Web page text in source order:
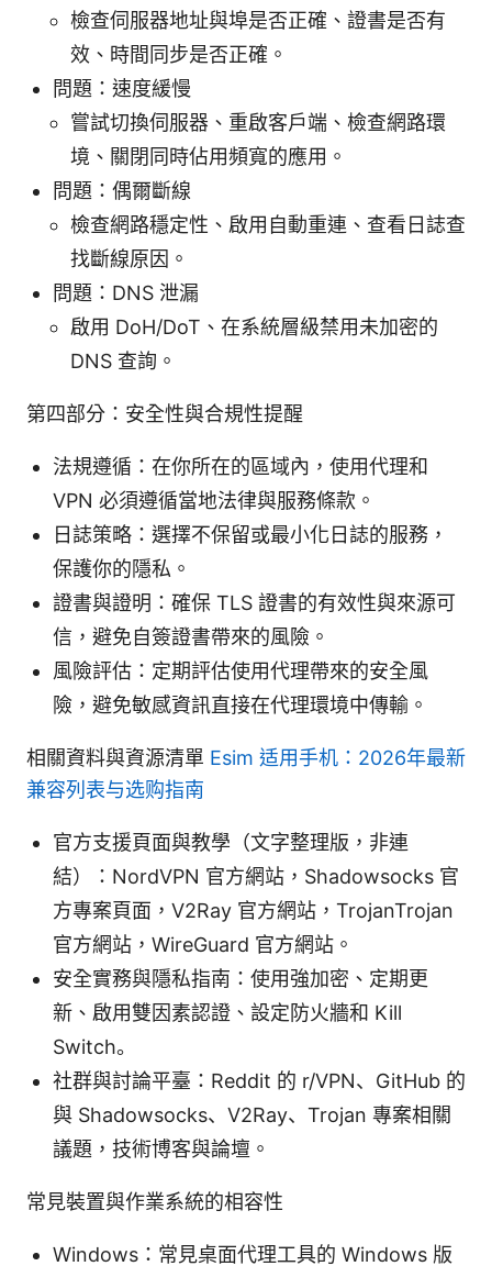
檢查伺服器地址與埠是否正確、證書是否有
效、時間同步是否正確。
問題：速度緩慢
嘗試切換伺服器、重啟客戶端、檢查網路環
境、關閉同時佔用頻寬的應用。
問題：偶爾斷線
檢查網路穩定性、啟用自動重連、查看日誌查
找斷線原因。
問題：DNS 泄漏
啟用 DoH/DoT、在系統層級禁用未加密的
DNS 查詢。
第四部分：安全性與合規性提醒
法規遵循：在你所在的區域內，使用代理和
VPN 必須遵循當地法律與服務條款。
日誌策略：選擇不保留或最小化日誌的服務，
保護你的隱私。
證書與證明：確保 TLS 證書的有效性與來源可
信，避免自簽證書帶來的風險。
風險評估：定期評估使用代理帶來的安全風
險，避免敏感資訊直接在代理環境中傳輸。
相關資料與資源清單 Esim 适用手机：2026年最新
兼容列表与选购指南
官方支援頁面與教學（文字整理版，非連
結）：NordVPN 官方網站，Shadowsocks 官
方專案頁面，V2Ray 官方網站，TrojanTrojan
官方網站，WireGuard 官方網站。
安全實務與隱私指南：使用強加密、定期更
新、啟用雙因素認證、設定防火牆和 Kill
Switch。
社群與討論平臺：Reddit 的 r/VPN、GitHub 的
與 Shadowsocks、V2Ray、Trojan 專案相關
議題，技術博客與論壇。
常見裝置與作業系統的相容性
Windows：常見桌面代理工具的 Windows 版